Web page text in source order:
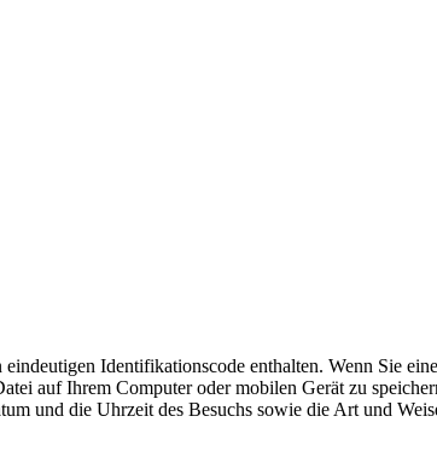
Identifikationscode enthalten. Wenn Sie
auf Ihrem Computer oder mobilen Gerät zu
und die Uhrzeit des Besuchs sowie die Art und